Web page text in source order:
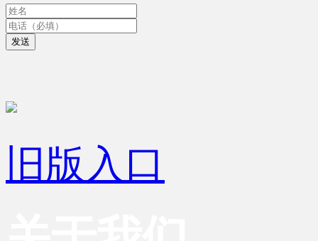
发送
旧版入口